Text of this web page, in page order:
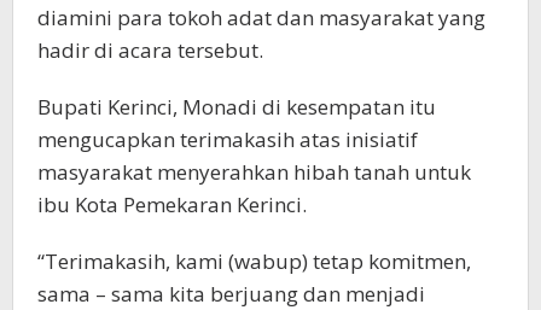
diamini para tokoh adat dan masyarakat yang
hadir di acara tersebut.
Bupati Kerinci, Monadi di kesempatan itu
mengucapkan terimakasih atas inisiatif
masyarakat menyerahkan hibah tanah untuk
ibu Kota Pemekaran Kerinci.
“Terimakasih, kami (wabup) tetap komitmen,
sama – sama kita berjuang dan menjadi